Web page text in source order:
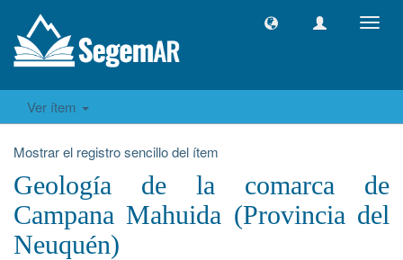
Ver ítem
Mostrar el registro sencillo del ítem
Geología de la comarca de
Campana Mahuida (Provincia del
Neuquén)